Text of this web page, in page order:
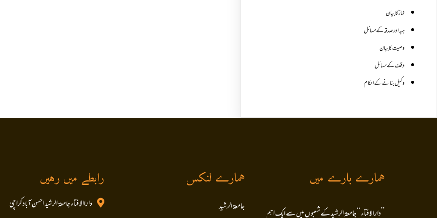
نماز کا بیان
ہبہ اور صدقہ کے مسائل
وصیت کا بیان
وقف کے مسائل
وکیل بنانے کے احکام
ہمارے بارے میں
’’دارالافتاء ‘‘جامعۃ الرشید کےشعبوں میں سے ایک اہم
ہمارے لنکس
جامعۃ الرشید
رابطے میں رہیں
داراالافتاء جامعۃ الرشید احسن آباد کراچی